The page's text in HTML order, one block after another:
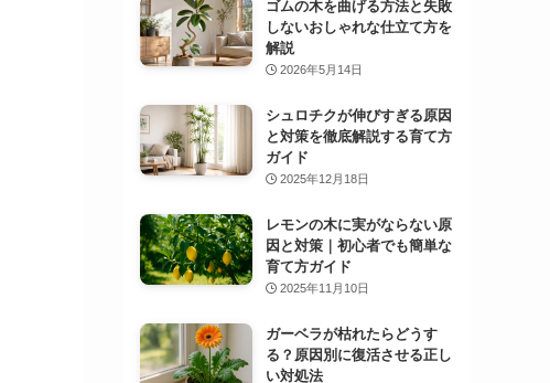
ゴムの木を曲げる方法と失敗
しないおしゃれな仕立て方を
解説
2026年5月14日
シュロチクが伸びすぎる原因
と対策を徹底解説する育て方
ガイド
2025年12月18日
レモンの木に実がならない原
因と対策｜初心者でも簡単な
育て方ガイド
2025年11月10日
ガーベラが枯れたらどうす
る？原因別に復活させる正し
い対処法